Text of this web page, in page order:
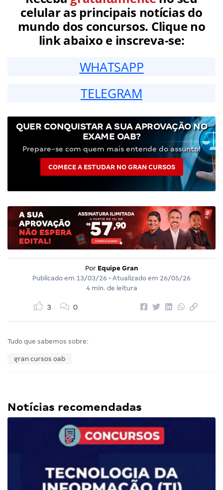
celular as principais notícias do
mundo dos concursos. Clique no
link abaixo e inscreva-se:
WHATSAPP
TELEGRAM
QUER CONQUISTAR A SUA APROVAÇÃO NO
EXAME OAB?
Prepare-se com quem mais entende do assunto!
COMECE A ESTUDAR NO GRAN CURSOS
Por Equipe Gran
Publicado em 13/03/26 • Atualizado em 26/05/26
4 min. de leitura
3 0
Tudo que sabemos sobre:
gran cursos oab
Notícias recomendadas